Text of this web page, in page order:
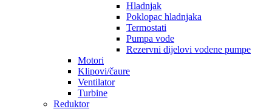
Hladnjak
Poklopac hladnjaka
Termostati
Pumpa vode
Rezervni dijelovi vodene pumpe
Motori
Klipovi/čaure
Ventilator
Turbine
Reduktor